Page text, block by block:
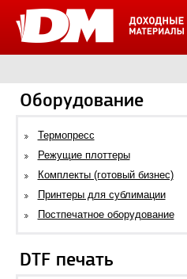
Оборудование
Термопресс
Режущие плоттеры
Комплекты (готовый бизнес)
Принтеры для сублимации
Постпечатное оборудование
DTF печать